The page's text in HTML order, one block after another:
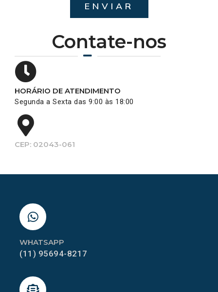
Contate-nos
HORÁRIO DE ATENDIMENTO
Segunda a Sexta das 9:00 às 18:00
CEP: 02043-061
ENVIAR
WHATSAPP
(11) 95694-8217